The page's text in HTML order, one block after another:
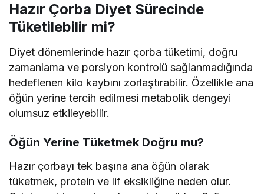
Hazır Çorba Diyet Sürecinde
Tüketilebilir mi?
Diyet dönemlerinde hazır çorba tüketimi, doğru
zamanlama ve porsiyon kontrolü sağlanmadığında
hedeflenen kilo kaybını zorlaştırabilir. Özellikle ana
öğün yerine tercih edilmesi metabolik dengeyi
olumsuz etkileyebilir.
Öğün Yerine Tüketmek Doğru mu?
Hazır çorbayı tek başına ana öğün olarak
tüketmek, protein ve lif eksikliğine neden olur.